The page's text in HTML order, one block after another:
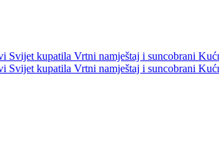
Svijet kupatila Vrtni namještaj i suncobrani
Svijet kupatila Vrtni namještaj i suncobrani